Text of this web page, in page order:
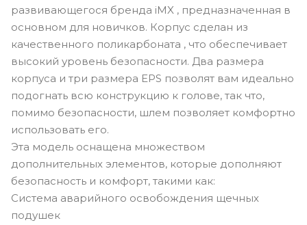
развивающегося бренда iMX , предназначенная в
основном для новичков. Корпус сделан из
качественного поликарбоната , что обеспечивает
высокий уровень безопасности. Два размера
корпуса и три размера EPS позволят вам идеально
подогнать всю конструкцию к голове, так что,
помимо безопасности, шлем позволяет комфортно
использовать его.
Эта модель оснащена множеством
дополнительных элементов, которые дополняют
безопасность и комфорт, такими как:
Система аварийного освобождения щечных
подушек